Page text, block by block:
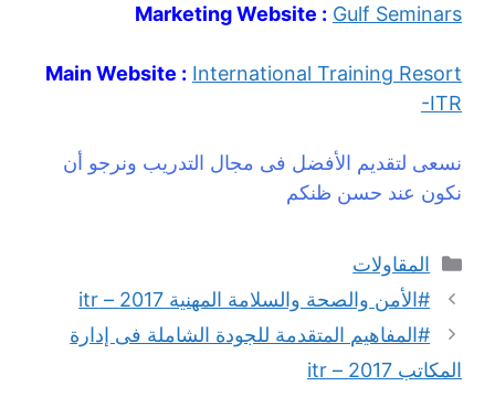
Marketing Website : Gulf Seminars
Main Website : International Training Resort
-ITR
نسعى لتقديم الأفضل فى مجال التدريب ونرجو أن
نكون عند حسن ظنكم
التصنيفات
المقاولات
#الأمن والصحة والسلامة المهنية 2017 – itr
#المفاهيم المتقدمة للجودة الشاملة فى إدارة
المكاتب 2017 – itr